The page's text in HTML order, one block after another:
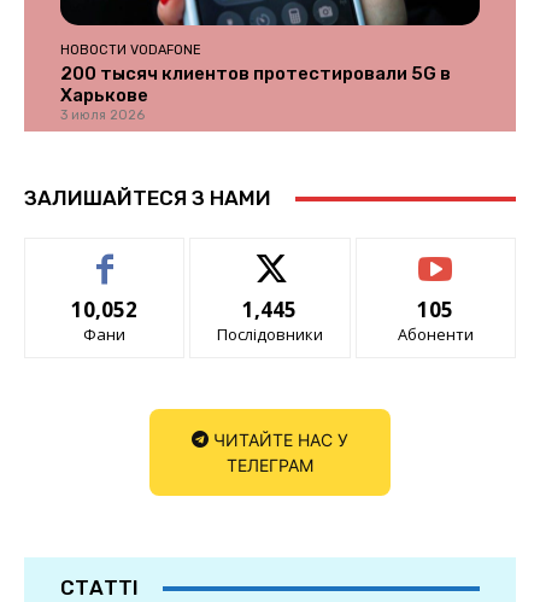
НОВОСТИ VODAFONE
200 тысяч клиентов протестировали 5G в
Харькове
3 июля 2026
ЗАЛИШАЙТЕСЯ З НАМИ
10,052
Фани
1,445
Послідовники
105
Абоненти
ЧИТАЙТЕ НАС У
ТЕЛЕГРАМ
СТАТТІ